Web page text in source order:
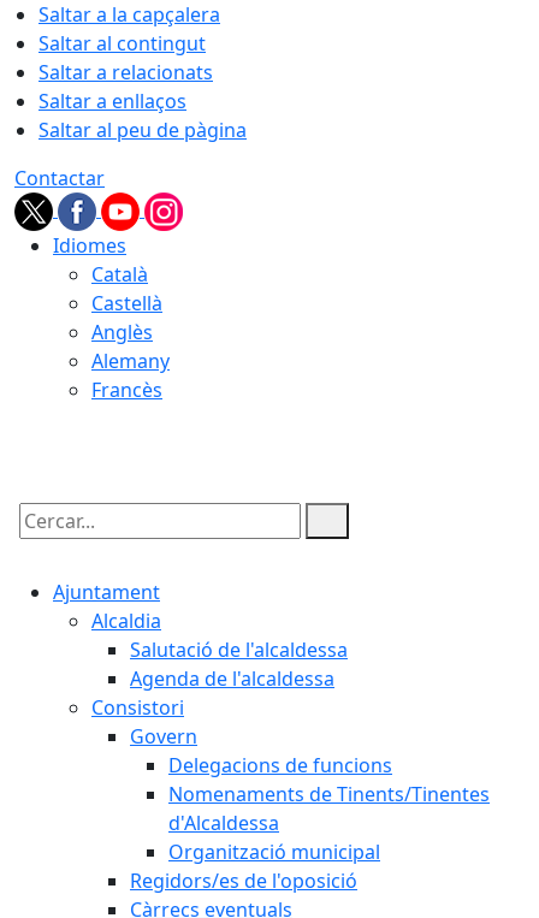
Saltar a la capçalera
Saltar al contingut
Saltar a relacionats
Saltar a enllaços
Saltar al peu de pàgina
Contactar
Idiomes
Català
Castellà
Anglès
Alemany
Francès
Cercar:
Ajuntament
Alcaldia
Salutació de l'alcaldessa
Agenda de l'alcaldessa
Consistori
Govern
Delegacions de funcions
Nomenaments de Tinents/Tinentes
d'Alcaldessa
Organització municipal
Regidors/es de l'oposició
Càrrecs eventuals